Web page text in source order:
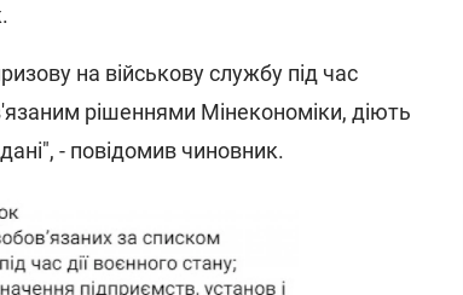
на військову службу під час
рішеннями Мінекономіки, діють
- повідомив чиновник.